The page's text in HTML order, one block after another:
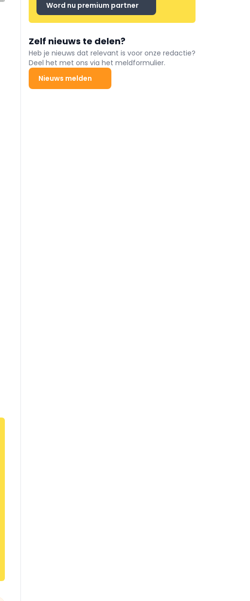
Word nu premium partner
Zelf nieuws te delen?
Heb je nieuws dat relevant is voor onze redactie?
Deel het met ons via het meldformulier.
Nieuws melden